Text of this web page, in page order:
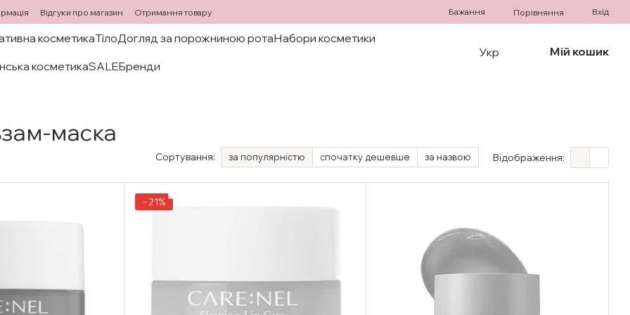
Відгуки про магазин Отримання товару Бажання Порівняння Вхід
косметикаТілоДогляд за порожниною ротаНабори косметики
косметикаSALEБренди
Укр Мій кошик
маска
Сортування: за популярністю спочатку дешевше за назвою Відображення:
−21%